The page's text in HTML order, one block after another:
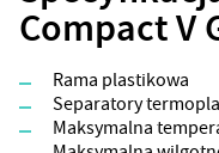
Compact V
Rama plastikowa
Separatory
Maksymalna